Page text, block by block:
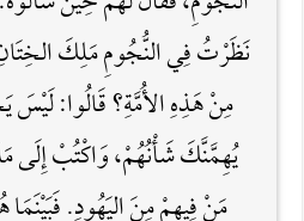
نَظَرْتُ فِي النُّجُومِ مَلِكَ
مِنْ هَذِهِ الأُمَّةِ؟ قَالُوا: لَيْسَ
يُهِمَّنَّكَ شَأْنُهُمْ، وَاكْتُبْ إِلَى
مَنْ فِيهِمْ مِنَ اليَهُودِ.